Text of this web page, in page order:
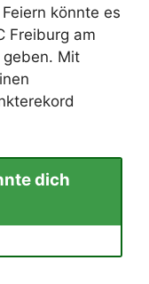
könnte es
Freiburg am
geben. Mit
dich